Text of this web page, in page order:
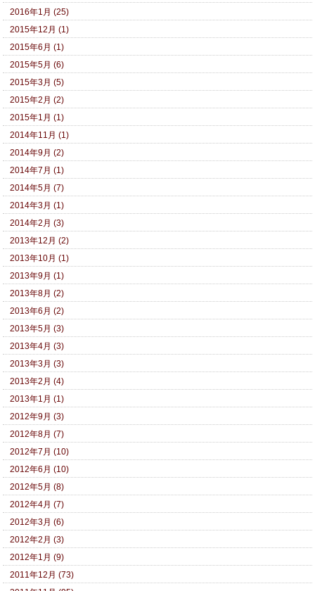
2016年1月 (25)
2015年12月 (1)
2015年6月 (1)
2015年5月 (6)
2015年3月 (5)
2015年2月 (2)
2015年1月 (1)
2014年11月 (1)
2014年9月 (2)
2014年7月 (1)
2014年5月 (7)
2014年3月 (1)
2014年2月 (3)
2013年12月 (2)
2013年10月 (1)
2013年9月 (1)
2013年8月 (2)
2013年6月 (2)
2013年5月 (3)
2013年4月 (3)
2013年3月 (3)
2013年2月 (4)
2013年1月 (1)
2012年9月 (3)
2012年8月 (7)
2012年7月 (10)
2012年6月 (10)
2012年5月 (8)
2012年4月 (7)
2012年3月 (6)
2012年2月 (3)
2012年1月 (9)
2011年12月 (73)